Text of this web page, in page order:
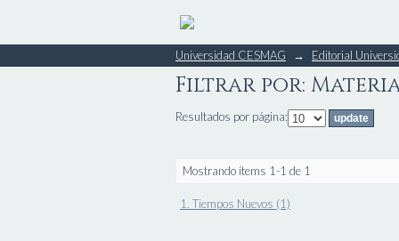
Filtrar por:
Universidad CESMAG → Editorial
Filtrar por:
Resultados por página:
Mostrando ítems 1-1 de 1
1. Tiempos Nuevos (1)